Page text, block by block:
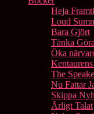
Heja
Loud
Bara Gjört
Tänka
Öka
The
Nu Fattar
Skippa
Ärligt Talat